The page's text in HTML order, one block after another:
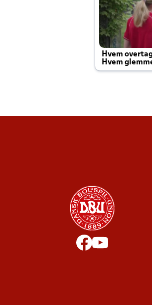
Hvem
Hvem
Joachim